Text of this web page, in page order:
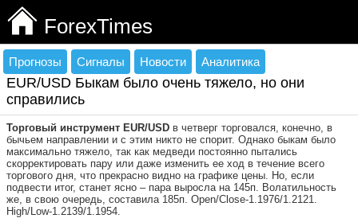
ForexTimes
Прогнозы Сигналы Новости Аналитика
EUR/USD Быкам было очень тяжело, но они
справились
Торговый инструмент EUR/USD в четверг торговался, конечно, в
бычьем направлении и с этим никто не спорит. Однако быкам было
максимально тяжело, так как медведи постоянно пытались
скорректировать пару или даже изменить ее ход в течение всего
торгового дня, что прекрасно видно на графике цены. Но, если
подвести итог, станет ясно – пара выросла на 145п. Волатильность
же, в свою очередь, составила 185п. Open/Close-1.1976/1.2121.
High/Low-1.2139/1.1954.